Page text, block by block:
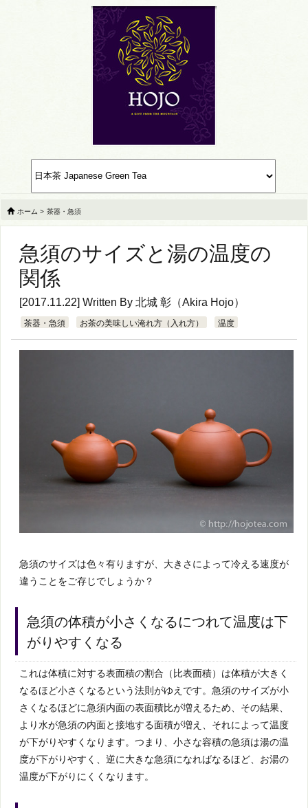
ホーム > 茶器・急須
急須のサイズと湯の温度の
関係
[2017.11.22] Written By 北城 彰（Akira Hojo）
茶器・急須 お茶の美味しい淹れ方（入れ方） 温度
急須のサイズは色々有りますが、大きさによって冷える速度が
違うことをご存じでしょうか？
急須の体積が小さくなるにつれて温度は下
がりやすくなる
これは体積に対する表面積の割合（比表面積）は体積が大きく
なるほど小さくなるという法則がゆえです。急須のサイズが小
さくなるほどに急須内面の表面積比が増えるため、その結果、
より水が急須の内面と接地する面積が増え、それによって温度
が下がりやすくなります。つまり、小さな容積の急須は湯の温
度が下がりやすく、逆に大きな急須になればなるほど、お湯の
温度が下がりにくくなります。